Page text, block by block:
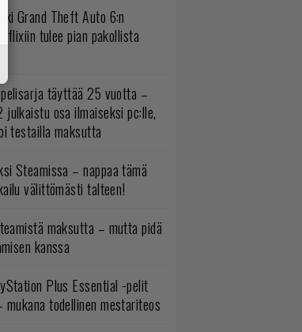
Grand Theft Auto 6:n
tulee pian pakollista
täyttää 25 vuotta –
julkaistu osa ilmaiseksi pc:lle,
testailla maksutta
Steamissa – nappaa tämä
välittömästi talteen!
maksutta – mutta pidä
kanssa
Plus Essential -pelit
todellinen mestariteos